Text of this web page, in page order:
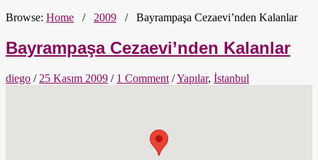
Browse: Home / 2009 / Bayrampaşa Cezaevi’nden Kalanlar
Bayrampaşa Cezaevi’nden Kalanlar
diego / 25 Kasım 2009 / 1 Comment /Yapılar, İstanbul